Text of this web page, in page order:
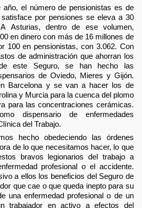
año, el número de pensionistas es de
por pensiones se eleva a 30
Asturias, dentro de ese volumen,
en dinero con más de 16 millones de
100 en pensionistas, con 3.062. Con
de administración que ahorran los
este Seguro, se han hecho las
de Oviedo, Mieres y Gijón.
Barcelona y se van a hacer los de
y Murcia para la cuenca del plomo
para las concentraciones cerámicas.
dispensario de enfermedades
del Trabajo.
hecho obedeciendo las órdenes
de lo que necesitamos hacer, lo que
bravos legionarios del trabajo a
profesional o el accidente.
a ellos los beneficios del Seguro de
que cae o que queda inepto para su
una enfermedad profesional o de un
trabajador en activo a efectos del